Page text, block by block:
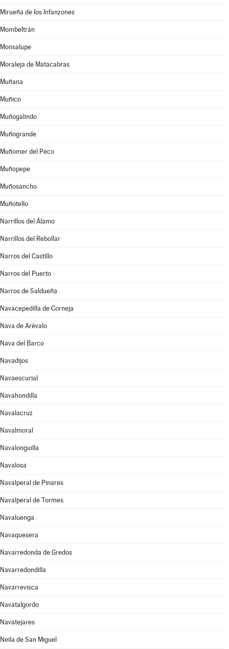
Mirueña de los Infanzones
Mombeltrán
Monsalupe
Moraleja de Matacabras
Muñana
Muñico
Muñogalindo
Muñogrande
Muñomer del Peco
Muñopepe
Muñosancho
Muñotello
Narrillos del Álamo
Narrillos del Rebollar
Narros del Castillo
Narros del Puerto
Narros de Saldueña
Navacepedilla de Corneja
Nava de Arévalo
Nava del Barco
Navadijos
Navaescurial
Navahondilla
Navalacruz
Navalmoral
Navalonguilla
Navalosa
Navalperal de Pinares
Navalperal de Tormes
Navaluenga
Navaquesera
Navarredonda de Gredos
Navarredondilla
Navarrevisca
Navatalgordo
Navatejares
Neila de San Miguel